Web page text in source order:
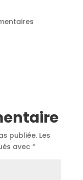
publiée. Les
avec *